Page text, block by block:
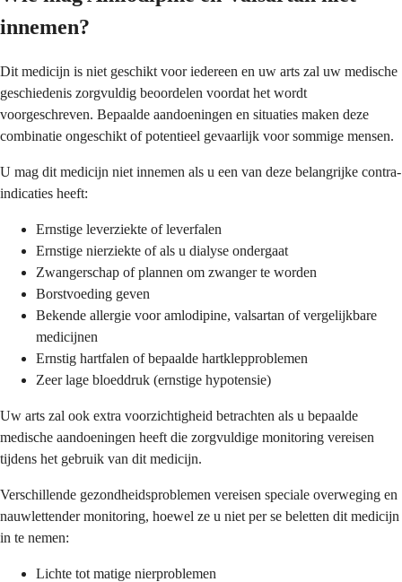
innemen?
Dit medicijn is niet geschikt voor iedereen en uw arts zal uw medische
geschiedenis zorgvuldig beoordelen voordat het wordt
voorgeschreven. Bepaalde aandoeningen en situaties maken deze
combinatie ongeschikt of potentieel gevaarlijk voor sommige mensen.
U mag dit medicijn niet innemen als u een van deze belangrijke contra-
indicaties heeft:
Ernstige leverziekte of leverfalen
Ernstige nierziekte of als u dialyse ondergaat
Zwangerschap of plannen om zwanger te worden
Borstvoeding geven
Bekende allergie voor amlodipine, valsartan of vergelijkbare
medicijnen
Ernstig hartfalen of bepaalde hartklepproblemen
Zeer lage bloeddruk (ernstige hypotensie)
Uw arts zal ook extra voorzichtigheid betrachten als u bepaalde
medische aandoeningen heeft die zorgvuldige monitoring vereisen
tijdens het gebruik van dit medicijn.
Verschillende gezondheidsproblemen vereisen speciale overweging en
nauwlettender monitoring, hoewel ze u niet per se beletten dit medicijn
in te nemen:
Lichte tot matige nierproblemen